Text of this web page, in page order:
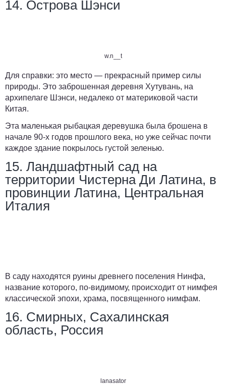
14. Острова Шэнси
w.n__t
Для справки: это место — прекрасный пример силы
природы. Это заброшенная деревня Хутувань, на
архипелаге Шэнси, недалеко от материковой части
Китая.
Эта маленькая рыбацкая деревушка была брошена в
начале 90-х годов прошлого века, но уже сейчас почти
каждое здание покрылось густой зеленью.
15. Ландшафтный сад на
территории Чистерна Ди Латина, в
провинции Латина, Центральная
Италия
В саду находятся руины древнего поселения Нинфа,
название которого, по-видимому, происходит от нимфея
классической эпохи, храма, посвященного нимфам.
16. Смирных, Сахалинская
область, Россия
lanasator